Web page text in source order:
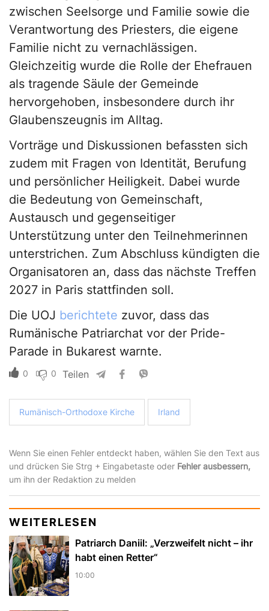
zwischen Seelsorge und Familie sowie die
Verantwortung des Priesters, die eigene
Familie nicht zu vernachlässigen.
Gleichzeitig wurde die Rolle der Ehefrauen
als tragende Säule der Gemeinde
hervorgehoben, insbesondere durch ihr
Glaubenszeugnis im Alltag.
Vorträge und Diskussionen befassten sich
zudem mit Fragen von Identität, Berufung
und persönlicher Heiligkeit. Dabei wurde
die Bedeutung von Gemeinschaft,
Austausch und gegenseitiger
Unterstützung unter den Teilnehmerinnen
unterstrichen. Zum Abschluss kündigten die
Organisatoren an, dass das nächste Treffen
2027 in Paris stattfinden soll.
Die UOJ berichtete zuvor, dass das
Rumänische Patriarchat vor der Pride-
Parade in Bukarest warnte.
0 0 Teilen
Rumänisch-Orthodoxe Kirche Irland
Wenn Sie einen Fehler entdeckt haben, wählen Sie den Text aus
und drücken Sie Strg + Eingabetaste oder Fehler ausbessern,
um ihn der Redaktion zu melden
WEITERLESEN
Patriarch Daniil: „Verzweifelt nicht – ihr
habt einen Retter“
10:00